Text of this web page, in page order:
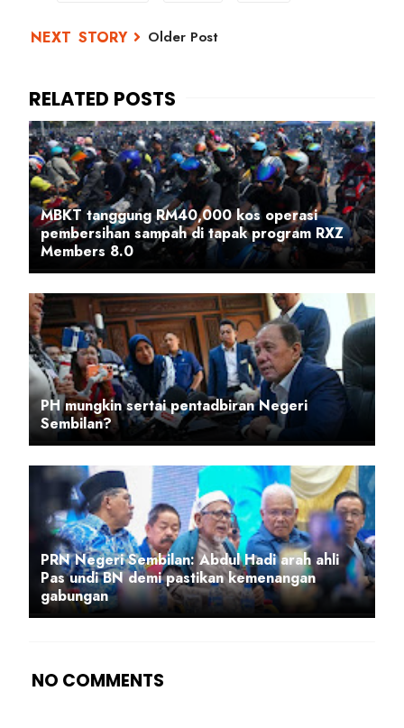
Older Post
MBKT tanggung RM40,000 kos operasi
pembersihan sampah di tapak program RXZ
Members 8.0
PH mungkin sertai pentadbiran Negeri
Sembilan?
PRN Negeri Sembilan: Abdul Hadi arah ahli
Pas undi BN demi pastikan kemenangan
gabungan
NO COMMENTS